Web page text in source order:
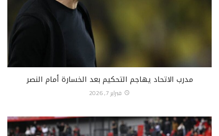
مدرب الاتحاد يهاجم التحكيم بعد الخسارة أمام النصر
فبراير 7, 2026